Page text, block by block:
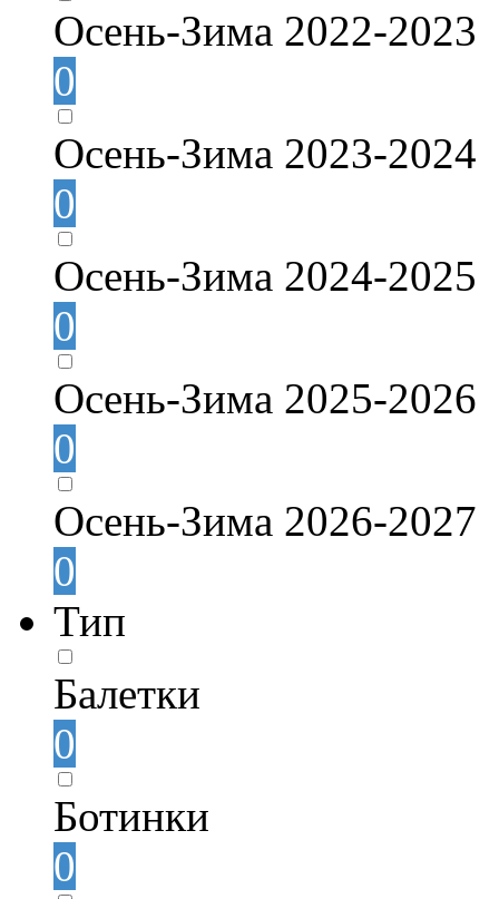
Осень-Зима 2022-2023
0
Осень-Зима 2023-2024
0
Осень-Зима 2024-2025
0
Осень-Зима 2025-2026
0
Осень-Зима 2026-2027
0
Тип
Балетки
0
Ботинки
0